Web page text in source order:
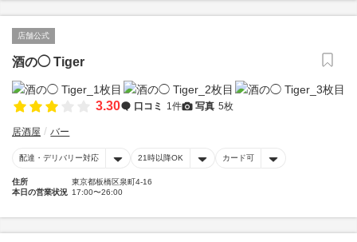
店舗公式
酒の◯ Tiger
3.30 口コミ 1件 写真 5枚
居酒屋 バー
配達・デリバリー対応 21時以降OK カード可
住所
東京都板橋区泉町4-16
本日の営業状況 17:00〜26:00